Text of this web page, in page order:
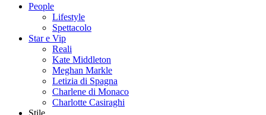
People
Lifestyle
Spettacolo
Star e Vip
Reali
Kate Middleton
Meghan Markle
Letizia di Spagna
Charlene di Monaco
Charlotte Casiraghi
Stile